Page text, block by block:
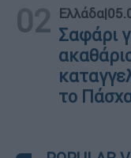
02 Ελλάδα|
Σαφάρι
το